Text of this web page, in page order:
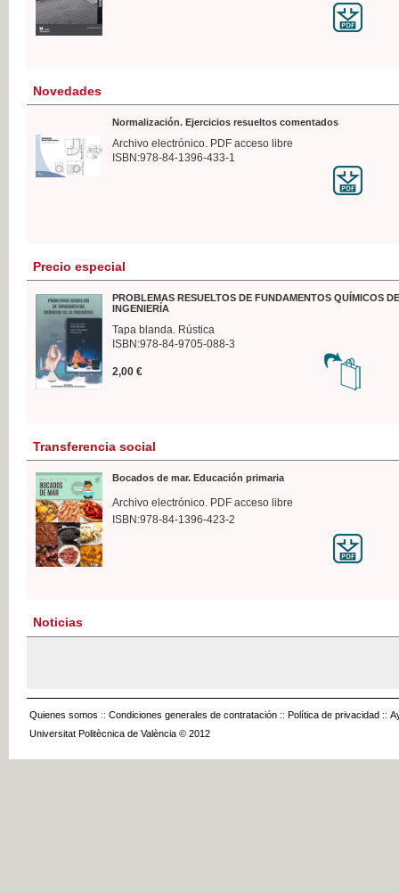
Novedades
Normalización. Ejercicios resueltos comentados
Archivo electrónico. PDF acceso libre
ISBN:978-84-1396-433-1
Precio especial
PROBLEMAS RESUELTOS DE FUNDAMENTOS QUÍMICOS
INGENIERÍA
Tapa blanda. Rústica
ISBN:978-84-9705-088-3
2,00 €
Transferencia social
Bocados de mar. Educación primaria
Archivo electrónico. PDF acceso libre
ISBN:978-84-1396-423-2
Noticias
Quienes somos :: Condiciones generales de contratación :: Política de privacidad ::
Universitat Politècnica de València © 2012